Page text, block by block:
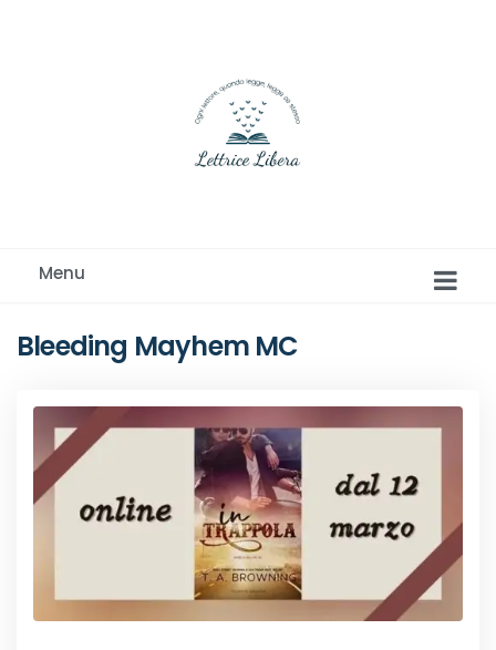
Menu
Romance e Romanzi rosa
Recensioni Narrativa
Classici
Bleeding Mayhem MC